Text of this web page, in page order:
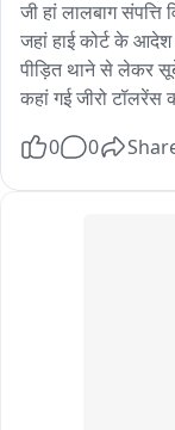
जी हां लालबाग संपत्ति
जहां हाई कोर्ट के
पीड़ित थाने से लेकर
कहां गई जीरो टॉलरेंस
अतीक चकिया हूं
है, जिसने राष्ट्र
0 0